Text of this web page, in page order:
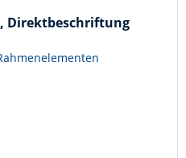
Direktbeschriftung